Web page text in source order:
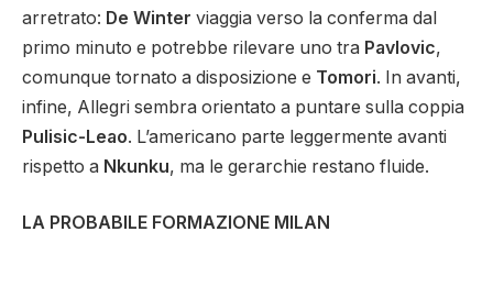
arretrato: De Winter viaggia verso la conferma dal
primo minuto e potrebbe rilevare uno tra Pavlovic,
comunque tornato a disposizione e Tomori. In avanti,
infine, Allegri sembra orientato a puntare sulla coppia
Pulisic-Leao. L’americano parte leggermente avanti
rispetto a Nkunku, ma le gerarchie restano fluide.
LA PROBABILE FORMAZIONE MILAN